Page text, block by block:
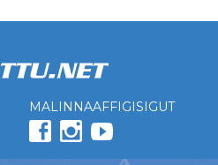
MALINNAAFFIGISIGUT